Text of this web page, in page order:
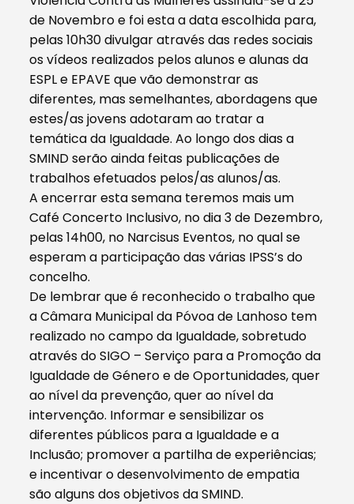
de Novembro e foi esta a data escolhida para,
pelas 10h30 divulgar através das redes sociais
os vídeos realizados pelos alunos e alunas da
ESPL e EPAVE que vão demonstrar as
diferentes, mas semelhantes, abordagens que
estes/as jovens adotaram ao tratar a
temática da Igualdade. Ao longo dos dias a
SMIND serão ainda feitas publicações de
trabalhos efetuados pelos/as alunos/as.
A encerrar esta semana teremos mais um
Café Concerto Inclusivo, no dia 3 de Dezembro,
pelas 14h00, no Narcisus Eventos, no qual se
esperam a participação das várias IPSS’s do
concelho.
De lembrar que é reconhecido o trabalho que
a Câmara Municipal da Póvoa de Lanhoso tem
realizado no campo da Igualdade, sobretudo
através do SIGO – Serviço para a Promoção da
Igualdade de Género e de Oportunidades, quer
ao nível da prevenção, quer ao nível da
intervenção. Informar e sensibilizar os
diferentes públicos para a Igualdade e a
Inclusão; promover a partilha de experiências;
e incentivar o desenvolvimento de empatia
são alguns dos objetivos da SMIND.